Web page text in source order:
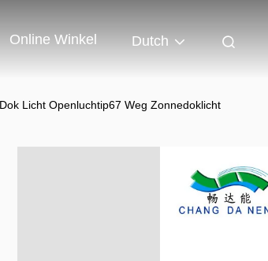
Online Winkel Dutch
Licht Openluchtip67 Weg Zonnedoklicht